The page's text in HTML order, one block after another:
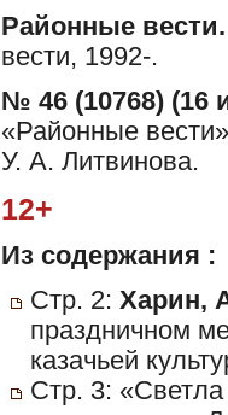
Районные вести.
вести, 1992-.
№ 46 (10768) (16
«Районные
У. А. Литвинова.
12+
Из содержания :
Стр. 2: Харин,
праздничном
казачьей
Стр. 3: